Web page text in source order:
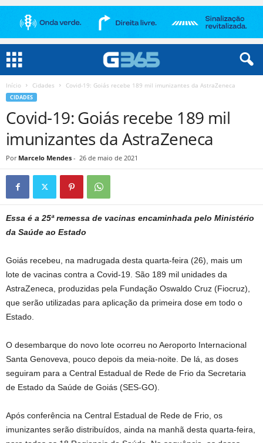
Início Cidades Covid-19: Goiás recebe 189 mil imunizantes da AstraZeneca
CIDADES
Covid-19: Goiás recebe 189 mil
imunizantes da AstraZeneca
Por Marcelo Mendes - 26 de maio de 2021
Essa é a 25ª remessa de vacinas encaminhada pelo Ministério
da Saúde ao Estado
Goiás recebeu, na madrugada desta quarta-feira (26), mais um
lote de vacinas contra a Covid-19. São 189 mil unidades da
AstraZeneca, produzidas pela Fundação Oswaldo Cruz (Fiocruz),
que serão utilizadas para aplicação da primeira dose em todo o
Estado.
O desembarque do novo lote ocorreu no Aeroporto Internacional
Santa Genoveva, pouco depois da meia-noite. De lá, as doses
seguiram para a Central Estadual de Rede de Frio da Secretaria
de Estado da Saúde de Goiás (SES-GO).
Após conferência na Central Estadual de Rede de Frio, os
imunizantes serão distribuídos, ainda na manhã desta quarta-feira,